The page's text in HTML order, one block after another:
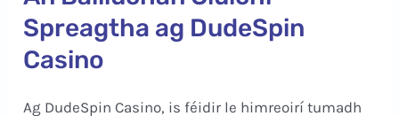
Spreagtha ag DudeSpin
Casino
Ag DudeSpin Casino, is féidir le himreoirí tumadh